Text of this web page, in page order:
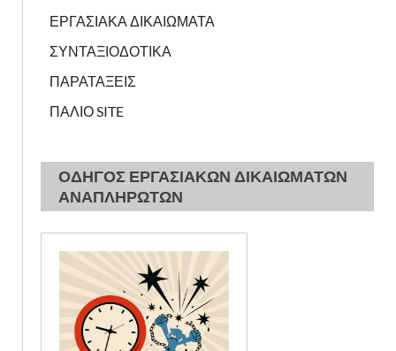
ΕΡΓΑΣΙΑΚΑ ΔΙΚΑΙΩΜΑΤΑ
ΣΥΝΤΑΞΙΟΔΟΤΙΚΑ
ΠΑΡΑΤΑΞΕΙΣ
ΠΑΛΙΟ SITE
ΟΔΗΓΟΣ ΕΡΓΑΣΙΑΚΩΝ ΔΙΚΑΙΩΜΑΤΩΝ
ΑΝΑΠΛΗΡΩΤΩΝ